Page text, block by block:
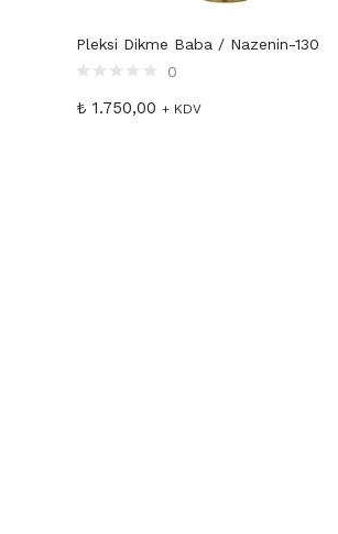
Pleksi Dikme Baba / Nazenin-130
0
₺ 1.750,00 + KDV